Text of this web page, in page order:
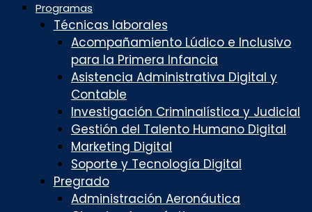
Programas
Técnicas laborales
Acompañamiento Lúdico e Inclusivo
para la Primera Infancia
Asistencia Administrativa Digital y
Contable
Investigación Criminalística y Judicial
Gestión del Talento Humano Digital
Marketing Digital
Soporte y Tecnología Digital
Pregrado
Administración Aeronáutica